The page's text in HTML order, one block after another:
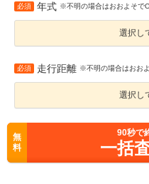
必須 年式 ※不明の場合はおおよそで
選択し
必須 走行距離 ※不明の場合はおお
選択し
無
料
90秒で
一括